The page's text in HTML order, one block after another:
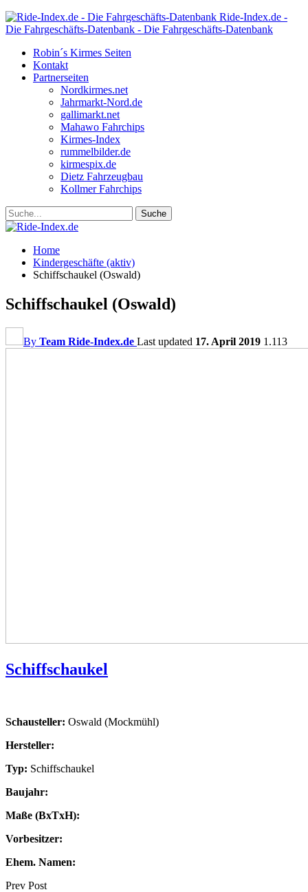
Ride-Index.de -
Die Fahrgeschäfts-Datenbank - Die Fahrgeschäfts-Datenbank
Robin´s Kirmes Seiten
Kontakt
Partnerseiten
Nordkirmes.net
Jahrmarkt-Nord.de
gallimarkt.net
Mahawo Fahrchips
Kirmes-Index
rummelbilder.de
kirmespix.de
Dietz Fahrzeugbau
Kollmer Fahrchips
Home
Kindergeschäfte (aktiv)
Schiffschaukel (Oswald)
Schiffschaukel (Oswald)
By Team Ride-Index.de Last updated 17. April 2019 1.113
Schiffschaukel
Schausteller: Oswald (Mockmühl)
Hersteller:
Typ: Schiffschaukel
Baujahr:
Maße (BxTxH):
Vorbesitzer:
Ehem. Namen:
Prev Post